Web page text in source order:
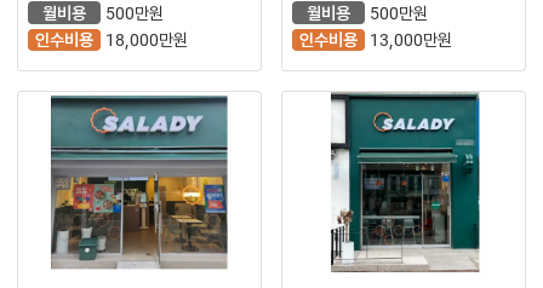
월비용
500만원
인수비용
18,000만원
월비용
500만원
인수비용
13,000만원